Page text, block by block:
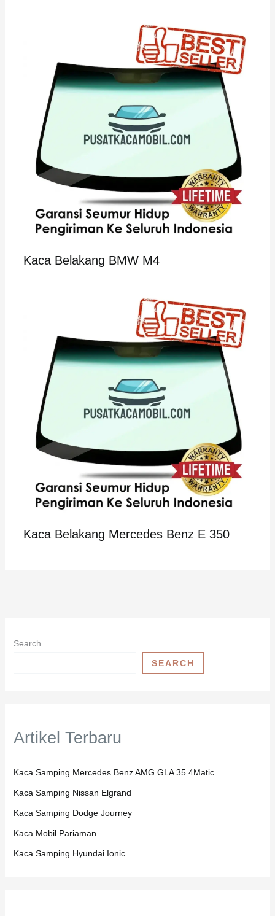
Kaca Belakang BMW M4
Kaca Belakang Mercedes Benz E 350
Search
SEARCH
Artikel Terbaru
Kaca Samping Mercedes Benz AMG GLA 35 4Matic
Kaca Samping Nissan Elgrand
Kaca Samping Dodge Journey
Kaca Mobil Pariaman
Kaca Samping Hyundai Ionic